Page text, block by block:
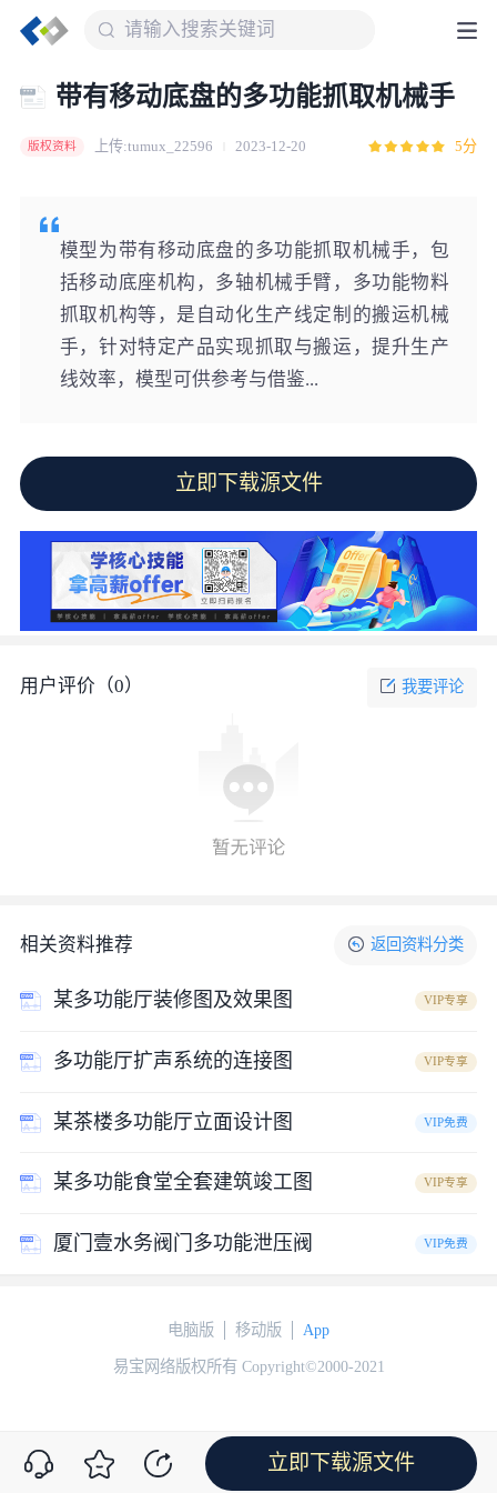
带有移动底盘的多功能抓取机械手
版权资料 上传:tumux_22596 2023-12-20 5分
模型为带有移动底盘的多功能抓取机械手，包
括移动底座机构，多轴机械手臂，多功能物料
抓取机构等，是自动化生产线定制的搬运机械
手，针对特定产品实现抓取与搬运，提升生产
线效率，模型可供参考与借鉴...
立即下载源文件
用户评价（0） 我要评论
相关资料推荐 返回 资料分类
某多功能厅装修图及效果图 VIP专享
多功能厅扩声系统的连接图 VIP专享
某茶楼多功能厅立面设计图 VIP免费
某多功能食堂全套建筑竣工图 VIP专享
厦门壹水务阀门多功能泄压阀 VIP免费
立即下载源文件
电脑版 移动版 App
易宝网络版权所有 Copyright©2000-2021